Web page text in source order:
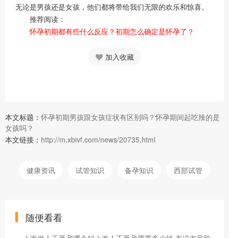
无论是男孩还是女孩，他们都将带给我们无限的欢乐和惊喜。
推荐阅读：
怀孕初期都有些什么反应？初期怎么确定是怀孕了？
加入收藏
本文标题：怀孕初期男孩跟女孩症状有区别吗？怀孕期间起吃辣的是
女孩吗？
本文链接： http://m.xbivf.com/news/20735.html
健康资讯 试管知识 备孕知识 西部试管
随便看看